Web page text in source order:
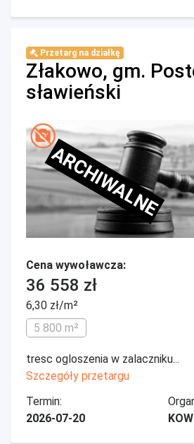
Przetarg na działkę
Złakowo, gm.
sławieński
ARCHIWALNE
Cena wywoławcza:
36 558 zł
6,30 zł/m²
5 800 m²
tresc ogloszenia w zalaczniku...
Szczegóły przetargu
Termin:
2026-07-20